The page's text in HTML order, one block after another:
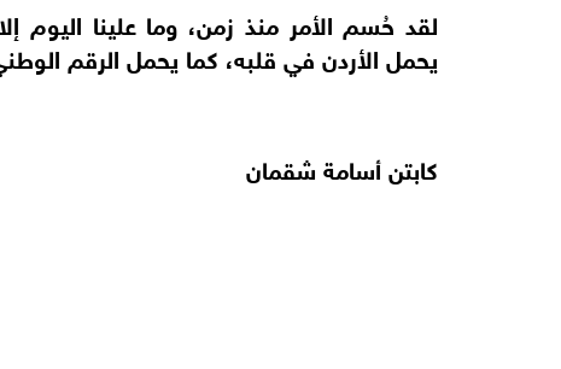
لقد حُسم الأمر منذ زمن، وما علينا
يحمل الأردن في قلبه، كما يحمل الرقم
كابتن أسامة شقمان